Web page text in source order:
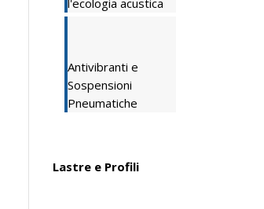
l'ecologia acustica
Antivibranti e
Sospensioni
Pneumatiche
Lastre e Profili